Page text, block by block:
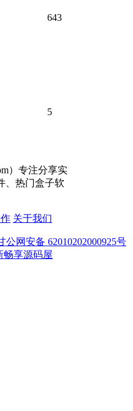
643
5
）专注分享实
、热门盒子软
关于我们
公网安备 62010202000925号
畅享源码屋